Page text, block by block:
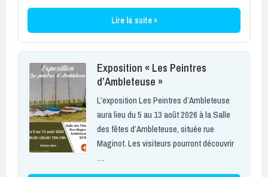
Lire la suite »
Exposition « Les Peintres
d’Ambleteuse »
L’exposition Les Peintres d’Ambleteuse
aura lieu du 5 au 13 août 2026 à la Salle
des fêtes d’Ambleteuse, située rue
Maginot. Les visiteurs pourront découvrir
…